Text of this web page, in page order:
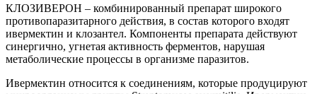
КЛОЗИВЕРОН – комбинированный препарат широкого
противопаразитарного действия, в состав которого входят
ивермектин и клозантел. Компоненты препарата действуют
синергично, угнетая активность ферментов, нарушая
метаболические процессы в организме паразитов.
Ивермектин относится к соединениям, которые продуцируют